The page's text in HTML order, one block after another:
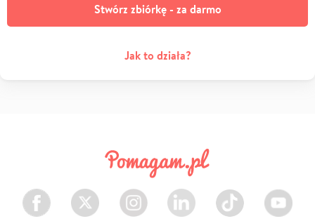
Stwórz zbiórkę - za darmo
Jak to działa?
Facebook Twitter Instagram LinkedIn TikTok Youtube